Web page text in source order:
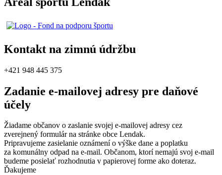
Kontakt na zimnú údržbu
+421 948 445 375
Zadanie e-mailovej adresy pre daňové
účely
Žiadame občanov o zaslanie svojej e-mailovej adresy cez
zverejnený formulár na stránke obce Lendak.
Pripravujeme zasielanie oznámení o výške dane a poplatku
za komunálny odpad na e-mail. Občanom, ktorí nemajú svoj e-mail
budeme posielať rozhodnutia v papierovej forme ako doteraz.
Ďakujeme